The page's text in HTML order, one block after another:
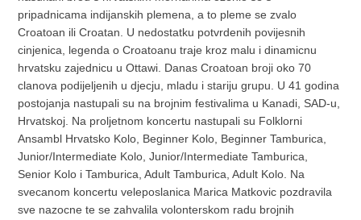
pripadnicama indijanskih plemena, a to pleme se zvalo
Croatoan ili Croatan. U nedostatku potvrdenih povijesnih
cinjenica, legenda o Croatoanu traje kroz malu i dinamicnu
hrvatsku zajednicu u Ottawi. Danas Croatoan broji oko 70
clanova podijeljenih u djecju, mladu i stariju grupu. U 41 godina
postojanja nastupali su na brojnim festivalima u Kanadi, SAD-u,
Hrvatskoj. Na proljetnom koncertu nastupali su Folklorni
Ansambl Hrvatsko Kolo, Beginner Kolo, Beginner Tamburica,
Junior/Intermediate Kolo, Junior/Intermediate Tamburica,
Senior Kolo i Tamburica, Adult Tamburica, Adult Kolo. Na
svecanom koncertu veleposlanica Marica Matkovic pozdravila
sve nazocne te se zahvalila volonterskom radu brojnih